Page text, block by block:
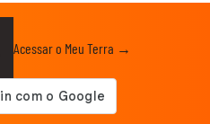
Acessar o Meu Terra →